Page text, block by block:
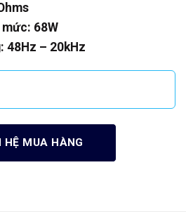
68W
48Hz – 20kHz
HỆ MUA HÀNG